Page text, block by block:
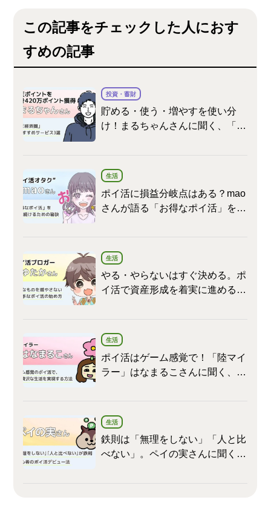
この記事をチェックした人におす
すめの記事
投資・蓄財
貯める・使う・増やすを使い分
け！まるちゃんさんに聞く、「楽
生活
ポイ活に損益分岐点はある？mao
さんが語る「お得なポイ活」を続
生活
やる・やらないはすぐ決める。ポ
イ活で資産形成を着実に進めるゆ
生活
ポイ活はゲーム感覚で！「陸マイ
ラー」はなまるこさんに聞く、ポ
生活
鉄則は「無理をしない」「人と比
べない」。ペイの実さんに聞く、